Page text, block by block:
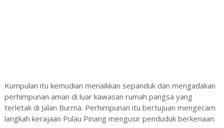
Kumpulan itu kemudian menaikkan sepanduk dan mengadakan
perhimpunan aman di luar kawasan rumah pangsa yang
terletak di Jalan Burma. Perhimpunan itu bertujuan mengecam
langkah kerajaan Pulau Pinang mengusir penduduk berkenaan.